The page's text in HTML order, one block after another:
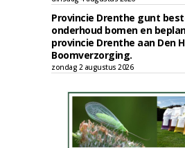
Provincie Drenthe gunt
onderhoud bomen en
provincie Drenthe aan Den
Boomverzorging.
zondag 2 augustus 2026